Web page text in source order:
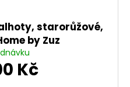
starorůžové,
by Zuz
Kč